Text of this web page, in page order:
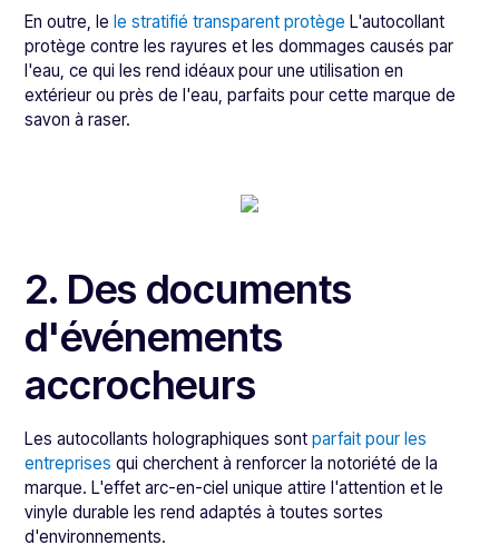
En outre, lele stratifié transparent protège L'autocollant
protège contre les rayures et les dommages causés par
l'eau, ce qui les rend idéaux pour une utilisation en
extérieur ou près de l'eau, parfaits pour cette marque de
savon à raser.
2. Des documents
d'événements
accrocheurs
Les autocollants holographiques sontparfait pour les
entreprises qui cherchent à renforcer la notoriété de la
marque. L'effet arc-en-ciel unique attire l'attention et le
vinyle durable les rend adaptés à toutes sortes
d'environnements.